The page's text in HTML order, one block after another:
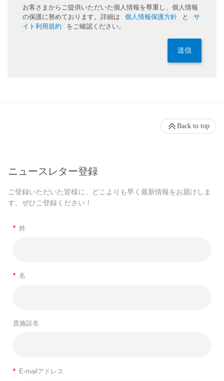
お客さまからご提供いただいた個人情報を尊重し、個人情報
の保護に努めております。詳細は
個人情報保護方針 と
サ
イト利用規約
をご確認ください。
送信
ニュースレター登録
ご登録いただいた皆様に、どこよりも早く最新情報をお届けしま
す。ぜひご登録ください！
* 姓
* 名
貴施設名
* E-mailアドレス
Back to top